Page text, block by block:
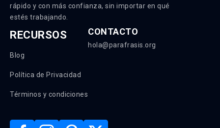
rápido y con más confianza, sin importar en qué
estés trabajando.
RECURSOS
Blog
Política de Privacidad
Términos y condiciones
CONTACTO
hola@parafrasis.org